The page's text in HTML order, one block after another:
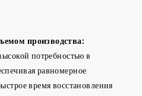
производства:
потребностью в
равномерное
время восстановления